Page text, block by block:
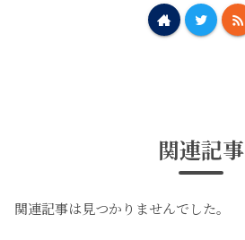
関連記事
関連記事は見つかりませんでした。